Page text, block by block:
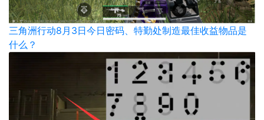
三角洲行动8月3日今日密码、特勤处制造最佳收益物品是
什么？